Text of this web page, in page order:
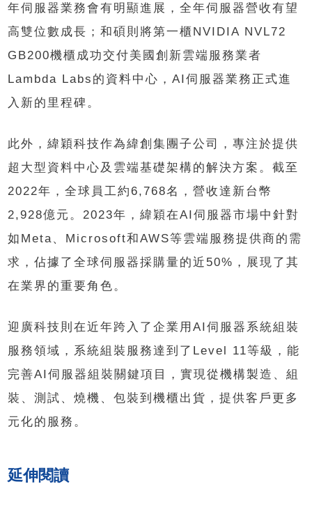
年伺服器業務會有明顯進展，全年伺服器營收有望
高雙位數成長；和碩則將第一櫃NVIDIA NVL72
GB200機櫃成功交付美國創新雲端服務業者
Lambda Labs的資料中心，AI伺服器業務正式進
入新的里程碑。
此外，緯穎科技作為緯創集團子公司，專注於提供
超大型資料中心及雲端基礎架構的解決方案。截至
2022年，全球員工約6,768名，營收達新台幣
2,928億元。2023年，緯穎在AI伺服器市場中針對
如Meta、Microsoft和AWS等雲端服務提供商的需
求，佔據了全球伺服器採購量的近50%，展現了其
在業界的重要角色。
迎廣科技則在近年跨入了企業用AI伺服器系統組裝
服務領域，系統組裝服務達到了Level 11等級，能
完善AI伺服器組裝關鍵項目，實現從機構製造、組
裝、測試、燒機、包裝到機櫃出貨，提供客戶更多
元化的服務。
延伸閱讀